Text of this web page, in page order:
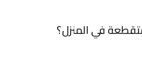
في المنزل؟